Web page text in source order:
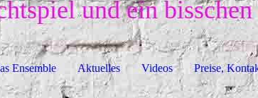
und ein bisschen
Ensemble Aktuelles Videos Preise,